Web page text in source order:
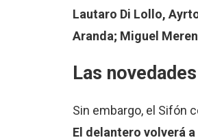
Lautaro Di Lollo,
Aranda; Miguel
Las
Sin embargo, el Sifón
El delantero volverá